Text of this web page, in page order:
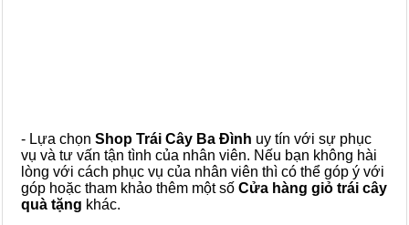
- Lựa chọn Shop Trái Cây Ba Đình uy tín với sự phục
vụ và tư vấn tận tình của nhân viên. Nếu bạn không hài
lòng với cách phục vụ của nhân viên thì có thể góp ý với
góp hoặc tham khảo thêm một số Cửa hàng giỏ trái cây
quà tặng khác.